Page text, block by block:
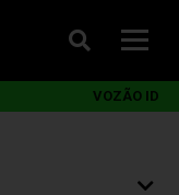
VOZÃO ID